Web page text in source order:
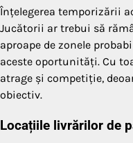
Înțelegerea temporizării
Jucătorii ar trebui să
aproape de zonele
aceste oportunități. Cu
atrage și competiție,
obiectiv.
Locațiile livrărilor de